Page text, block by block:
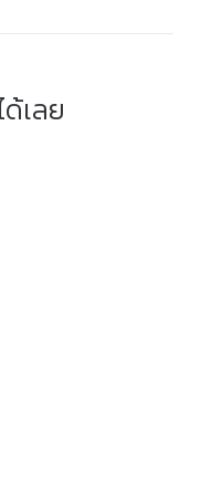
เลย